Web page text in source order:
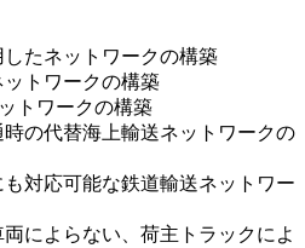
たネットワークの構築
トワークの構築
トワークの構築
の代替海上輸送ネットワークの
対応可能な鉄道輸送ネットワー
によらない、荷主トラックによ